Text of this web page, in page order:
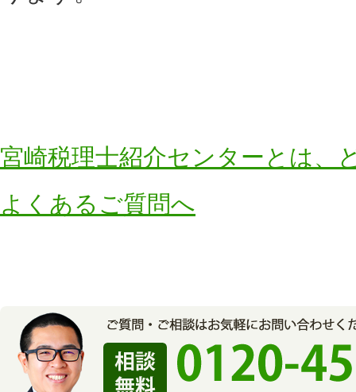
宮崎税理士紹介センターとは、
よくあるご質問へ